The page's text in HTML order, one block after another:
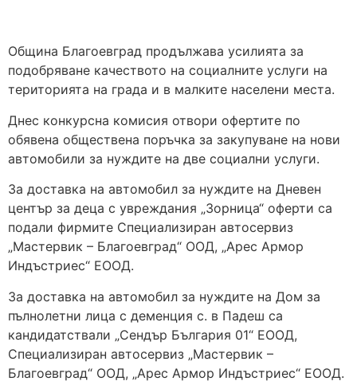
Община Благоевград продължава усилията за
подобряване качеството на социалните услуги на
територията на града и в малките населени места.
Днес конкурсна комисия отвори офертите по
обявена обществена поръчка за закупуване на нови
автомобили за нуждите на две социални услуги.
За доставка на автомобил за нуждите на Дневен
център за деца с увреждания „Зорница“ оферти са
подали фирмите Специализиран автосервиз
„Мастервик – Благоевград“ ООД, „Арес Армор
Индъстриес“ ЕООД.
За доставка на автомобил за нуждите на Дом за
пълнолетни лица с деменция с. в Падеш са
кандидатствали „Сендър България 01“ ЕООД,
Специализиран автосервиз „Мастервик –
Благоевград“ ООД, „Арес Армор Индъстриес“ ЕООД.